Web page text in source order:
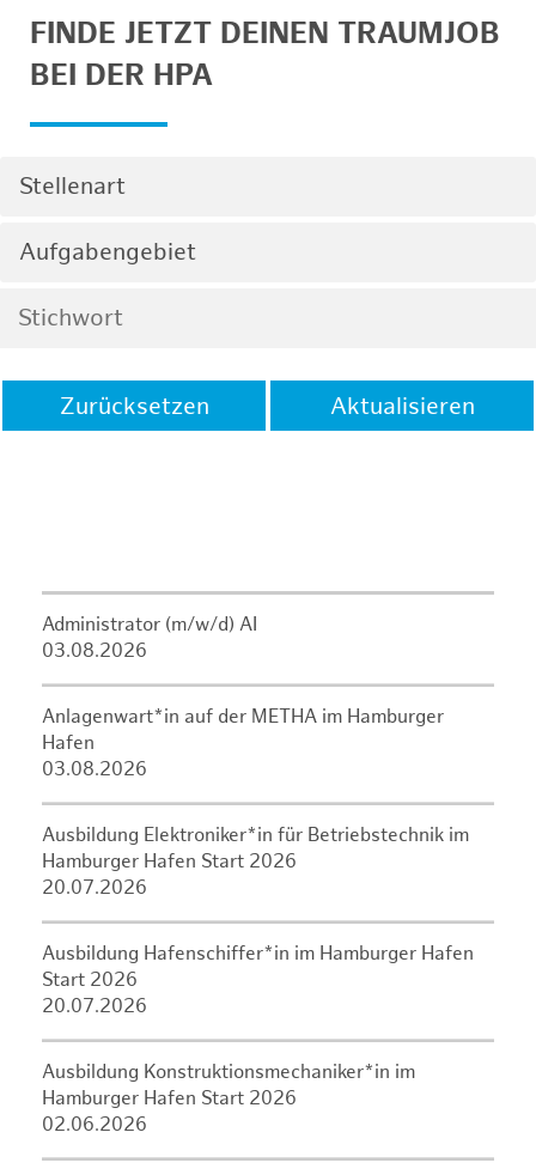
FINDE JETZT DEINEN TRAUMJOB
BEI DER HPA
Stellenart
Aufgabengebiet
Zurücksetzen Aktualisieren
Administrator (m/w/d) AI
03.08.2026
Anlagenwart*in auf der METHA im Hamburger
Hafen
03.08.2026
Ausbildung Elektroniker*in für Betriebstechnik im
Hamburger Hafen Start 2026
20.07.2026
Ausbildung Hafenschiffer*in im Hamburger Hafen
Start 2026
20.07.2026
Ausbildung Konstruktionsmechaniker*in im
Hamburger Hafen Start 2026
02.06.2026